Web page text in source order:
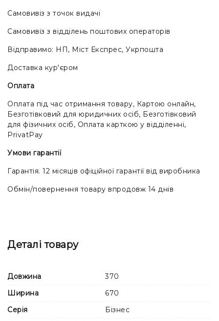
Самовивіз з точок видачі
Самовивіз з відділень поштових операторів
Відправимо: НП, Міст Експрес, Укрпошта
Доставка кур'єром
Оплата
Оплата під час отримання товару, Картою онлайн,
Безготівковий для юридичних осіб, Безготівковий
для фізичних осіб, Оплата карткою у відділенні,
PrivatPay
Умови гарантії
Гарантія. 12 місяців офіційної гарантії від виробника
Обмін/повернення товару впродовж 14 днів
Деталі товару
Довжина
370
Ширина
670
Серія
Бізнес